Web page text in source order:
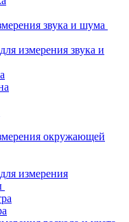
звука и шума
измерения звука и
окружающей
измерения